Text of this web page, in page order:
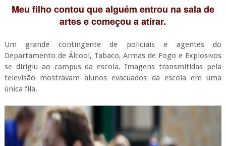
Meu filho contou que alguém entrou na sala de
artes e começou a atirar.
Um grande contingente de policiais e agentes do
Departamento de Álcool, Tabaco, Armas de Fogo e Explosivos
se dirigiu ao campus da escola. Imagens transmitidas pela
televisão mostravam alunos evacuados da escola em uma
única fila.